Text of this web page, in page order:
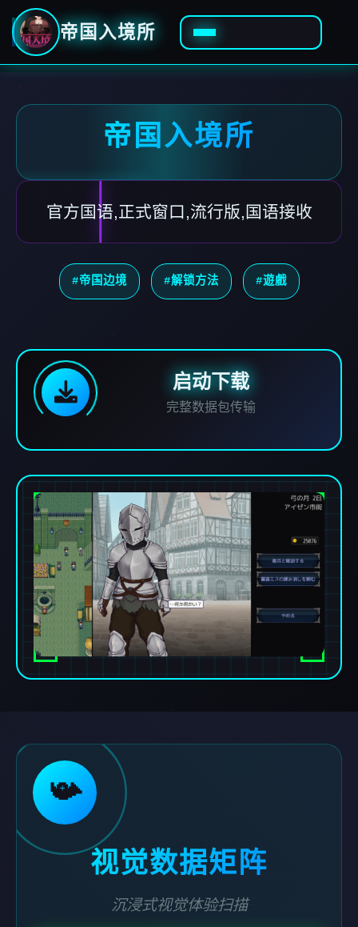
帝国入境所
帝国入境所
官方国语,正式窗口,流行版,国语接收
#帝国边境 #解锁方法 #遊戲
启动下载
完整数据包传输
📯
视觉数据矩阵
沉浸式视觉体验扫描